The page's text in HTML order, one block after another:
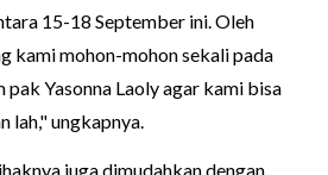
15-18 September ini. Oleh
kami mohon-mohon sekali pada
pak Yasonna Laoly agar kami bisa
lah," ungkapnya.
juga dimudahkan dengan